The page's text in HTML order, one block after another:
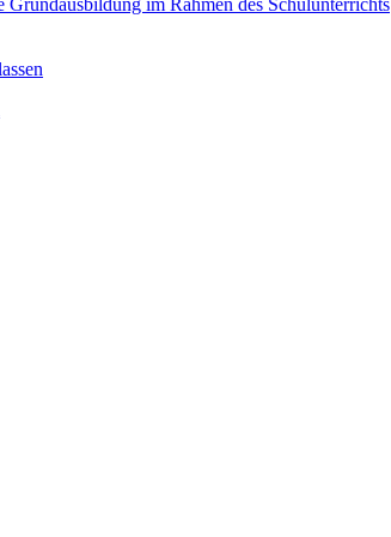
im Rahmen des Schulunterrichts